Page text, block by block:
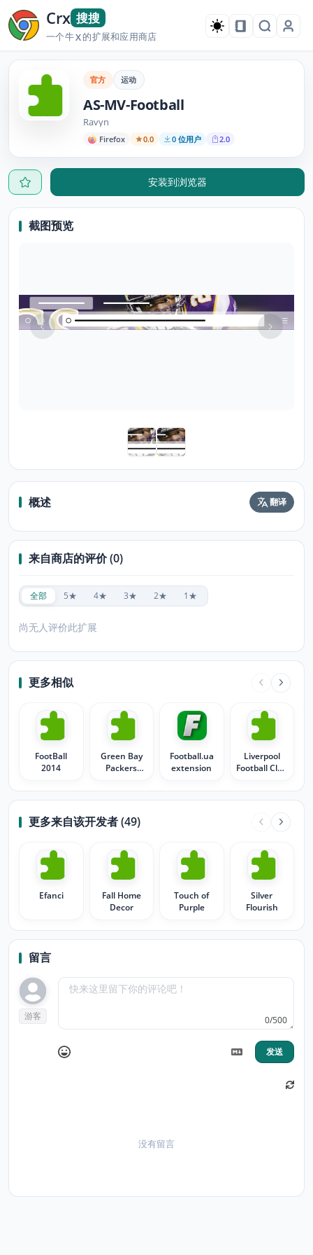
Crx 搜搜
一个牛X的扩展和应用商店
官方 运动
AS-MV-Football
Ravyn
Firefox 0.0 0 位用户 2.0
安装到浏览器
截图预览
概述 翻译
来自商店的评价 (0)
全部 5★ 4★ 3★ 2★ 1★
尚无人评价此扩展
更多相似
FootBall
2014
Green Bay
Packers
Football.ua
extension
Liverpool
Football Club
更多来自该开发者 (49)
Efanci
Fall Home
Decor
Touch of
Purple
Silver
Flourish
留言
游客 0/500
发送
没有留言